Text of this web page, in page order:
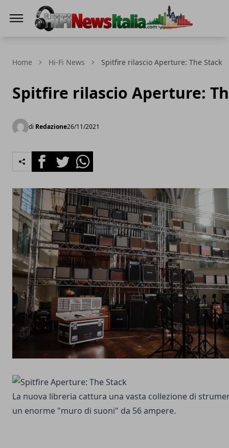
Home Hi-Fi News Spitfire rilascio Aperture: The Stack
Spitfire rilascio Aperture:
di Redazione26/11/2021
FacebookTwitterWhatsapp
La nuova libreria cattura una vasta collezione di
un enorme "muro di suoni" da 56 ampere.